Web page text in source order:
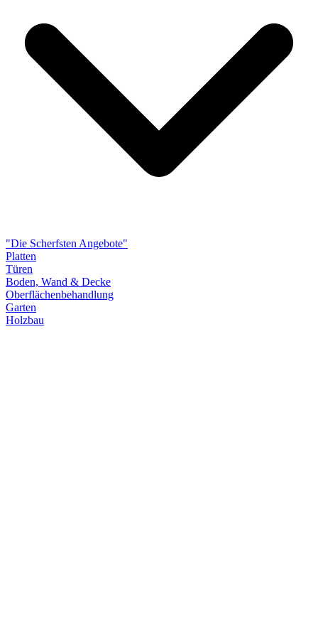
"Die Scherfsten Angebote"
Platten
Türen
Boden, Wand & Decke
Oberflächenbehandlung
Garten
Holzbau